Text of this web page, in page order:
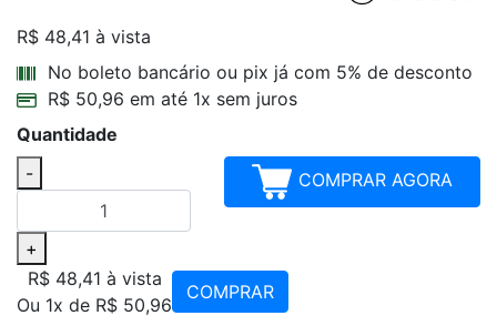
R$ 48,41 à vista
No boleto bancário ou pix já com 5% de desconto
R$ 50,96 em até 1x sem juros
Quantidade
-
+
COMPRAR AGORA
R$ 48,41 à vista
Ou 1x de R$ 50,96
COMPRAR